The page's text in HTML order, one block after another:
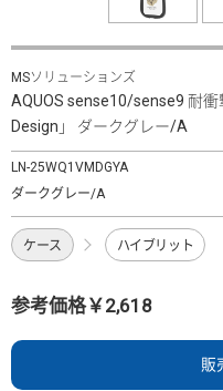
MSソリューションズ
AQUOS sense10/sense9 耐
Design」 ダークグレー/A
LN-25WQ1VMDGYA
ダークグレー/A
ケース ハイブリット
参考価格￥2,618
販